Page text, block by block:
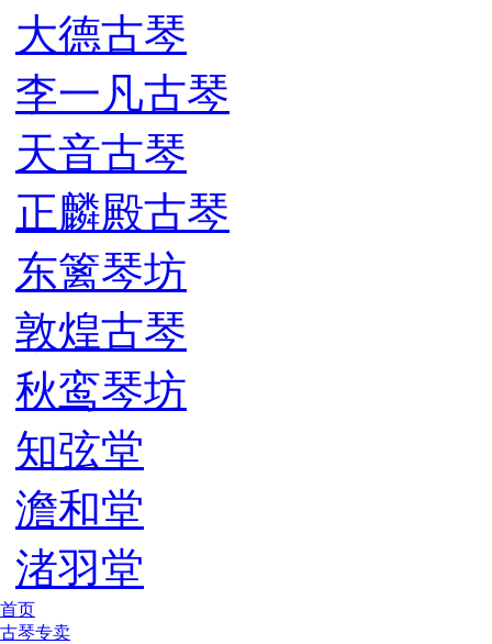
大德古琴
李一凡古琴
天音古琴
正麟殿古琴
东篱琴坊
敦煌古琴
秋鸾琴坊
知弦堂
澹和堂
渚羽堂
首页
古琴专卖